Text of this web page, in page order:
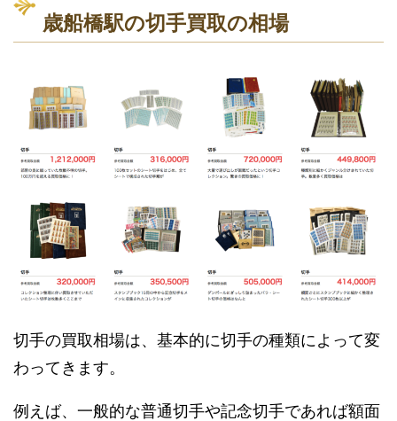
歳船橋駅の切手買取の相場
切手の買取相場は、基本的に切手の種類によって変
わってきます。
例えば、一般的な普通切手や記念切手であれば額面